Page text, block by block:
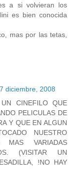
a si volvieran los
es bien conocida
mas por las tetas,
diciembre, 2008
CINEFILO QUE
PELICULAS DE
Y QUE EN ALGUN
NUESTRO
MAS VARIADAS
(VISITAR UN
!NO HAY